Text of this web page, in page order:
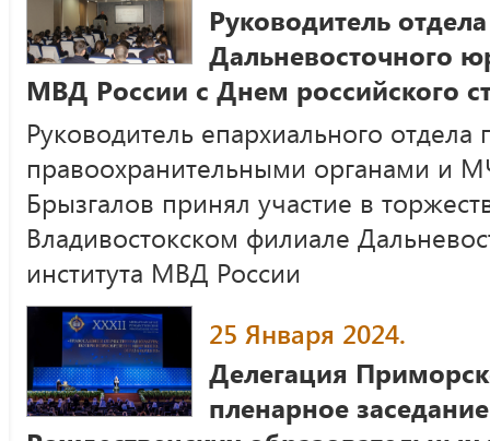
Руководитель
Дальневосточного
МВД России с Днем российского
Руководитель епархиального
правоохранительными органами и
Брызгалов принял участие в
Владивостокском филиале
института МВД России
25 Января 2024.
Делегация
пленарное